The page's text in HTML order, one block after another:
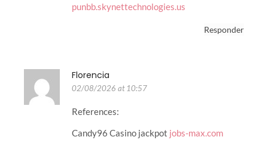
punbb.skynettechnologies.us
Responder
Florencia
02/08/2026 at 10:57
References:
Candy96 Casino jackpot jobs-max.com